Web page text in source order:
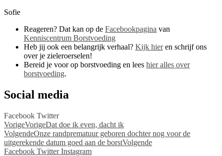
Sofie
Reageren? Dat kan op de Facebookpagina van
Kenniscentrum Borstvoeding
Heb jij ook een belangrijk verhaal? Kijk hieren schrijf ons
over je zieleroerselen!
Bereid je voor op borstvoeding en lees hier alles over
borstvoeding.
Social media
Facebook Twitter
VorigeVorigeDat doe ik even, dacht ik
VolgendeOnze randprematuur geboren dochter nog voor de
uitgerekende datum goed aan de borstVolgende
Facebook Twitter Instagram